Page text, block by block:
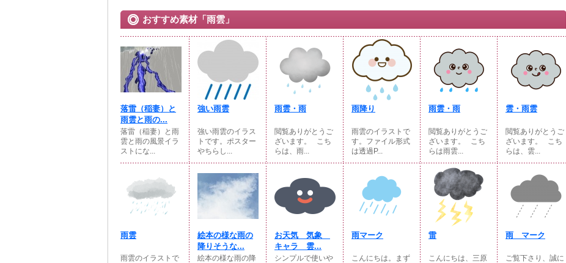
おすすめ素材「雨雲」
落雷（稲妻）と
雨雲と雨の...
落雷（稲妻）と雨
雲と雨の風景イラ
ストにな...
強い雨雲
強い雨雲のイラス
トです。ポスター
やちらし...
雨雲・雨
閲覧ありがとうご
ざいます。⠀こち
らは、雨...
雨降り
雨雲のイラストで
す。ファイル形式
は透過P...
雨雲・雨
閲覧ありがとうご
ざいます。⠀こち
らは雨雲...
雲・雨雲
閲覧ありがとうご
ざいます。⠀こち
らは、雲...
雨雲
雨雲のイラストで
絵本の様な雨の
降りそうな...
絵本の様な雨の降
お天気 気象
キャラ 雲...
シンプルで使いや
雨マーク
こんにちは。まず
雷
こんにちは、三原
雨 マーク
ご覧下さり、誠に